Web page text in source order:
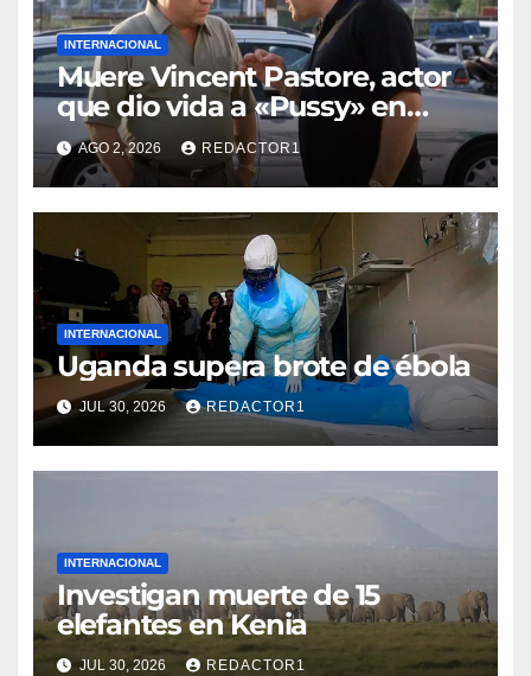
INTERNACIONAL
Muere Vincent Pastore, actor
que dio vida a «Pussy» en
«Los Soprano»
AGO 2, 2026 REDACTOR1
INTERNACIONAL
Uganda supera brote de ébola
JUL 30, 2026 REDACTOR1
INTERNACIONAL
Investigan muerte de 15
elefantes en Kenia
JUL 30, 2026 REDACTOR1